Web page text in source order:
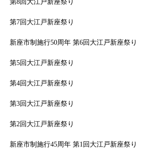
第8回大江戸新座祭り
第7回大江戸新座祭り
新座市制施行50周年 第6回大江戸新座祭り
第5回大江戸新座祭り
第4回大江戸新座祭り
第3回大江戸新座祭り
第2回大江戸新座祭り
新座市制施行45周年 第1回大江戸新座祭り